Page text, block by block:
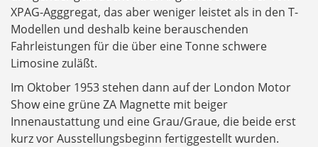
XPAG-Agggregat, das aber weniger leistet als in den T-
Modellen und deshalb keine berauschenden
Fahrleistungen für die über eine Tonne schwere
Limosine zuläßt.
Im Oktober 1953 stehen dann auf der London Motor
Show eine grüne ZA Magnette mit beiger
Innenaustattung und eine Grau/Graue, die beide erst
kurz vor Ausstellungsbeginn fertiggestellt wurden.